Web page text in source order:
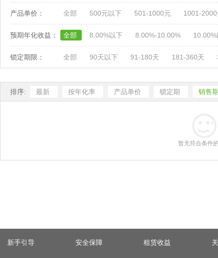
产品单价： 全部 500元以下 501-1000元 1001-
预期年化收益： 全部 8.00%以下 8.00%-10.00%
锁定期限： 全部 90天以下 91-180天 181-360天
排序: 最新 按年化率 产品单价 锁定期 销售
暂无符合条件
新手引导 安全保障 租赁收益